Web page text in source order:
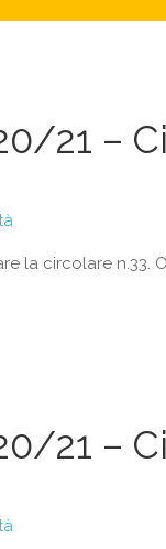
21 –
la circolare n.33.
21 –